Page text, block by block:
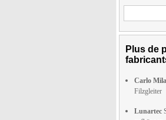
Plus de
Carlo
Filzgleiter
Lunartec